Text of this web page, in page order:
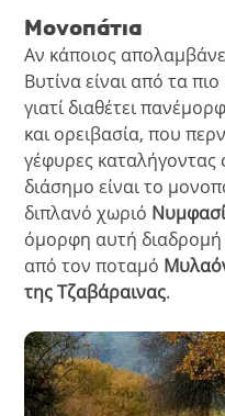
Μονοπάτια
Αν κάποιος
Βυτίνα είναι από τα
γιατί διαθέτει
και ορειβασία, που
γέφυρες καταλήγοντας
διάσημο είναι το
διπλανό χωριό
όμορφη αυτή διαδρομή
από τον ποταμό
της Τζαβάραινας.